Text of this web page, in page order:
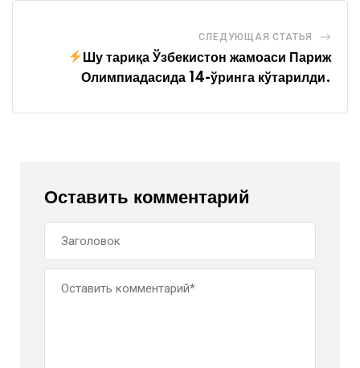
СЛЕДУЮЩАЯ СТАТЬЯ
Шу тариқа Ўзбекистон жамоаси Париж
Олимпиадасида 14-ўринга кўтарилди.
Оставить комментарий